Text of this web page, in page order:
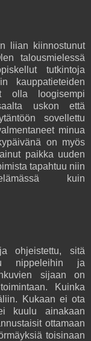
liian kiinnostunut
talousmielessä
tutkintoja
kauppatieteiden
olla loogisempi
uskon että
sovellettu
minua
on myös
paikka uuden
tapahtuu niin
kuin
ohjeistettu, sitä
nippeleihin ja
sijaan on
Kuinka
Kukaan ei ota
kuulu ainakaan
ottamaan
toisinaan